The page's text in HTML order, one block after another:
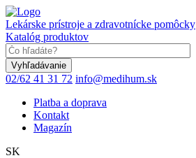
Skočiť
na
hlavný
obsah
Lekárske prístroje a zdravotnícke pomôcky
Katalóg produktov
02/62 41 31 72 info@medihum.sk
Platba a doprava
Kontakt
Magazín
SK